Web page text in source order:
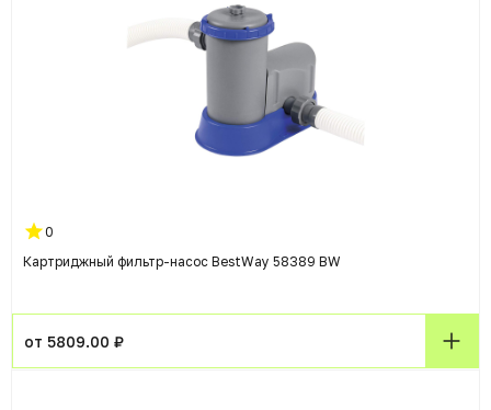
0
Картриджный фильтр-насос BestWay 58389 BW
от 5809.00 ₽